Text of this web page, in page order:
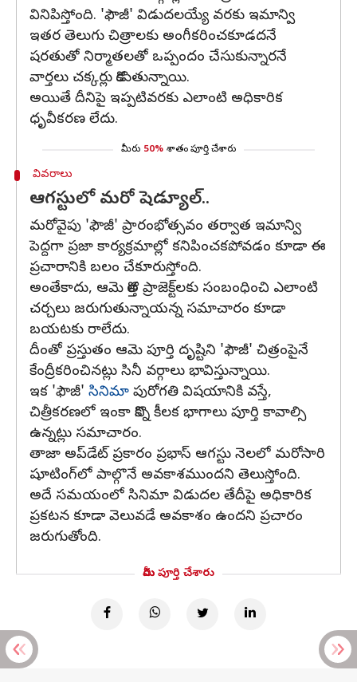
వినిపిస్తోంది. 'ఫౌజీ' విడుదలయ్యే వరకు ఇమాన్వి
ఇతర తెలుగు చిత్రాలకు అంగీకరించకూడదనే
షరతుతో నిర్మాతలతో ఒప్పందం చేసుకున్నారనే
వార్తలు చక్కర్లు కొడుతున్నాయి.
అయితే దీనిపై ఇప్పటివరకు ఎలాంటి అధికారిక
ధృవీకరణ లేదు.
మీరు 50% శాతం పూర్తి చేశారు
వివరాలు
ఆగస్టులో మరో షెడ్యూల్..
మరోవైపు 'ఫౌజీ' ప్రారంభోత్సవం తర్వాత ఇమాన్వి
పెద్దగా ప్రజా కార్యక్రమాల్లో కనిపించకపోవడం కూడా ఈ
ప్రచారానికి బలం చేకూరుస్తోంది.
అంతేకాదు, ఆమె కొత్త ప్రాజెక్ట్‌లకు సంబంధించి ఎలాంటి
చర్చలు జరుగుతున్నాయన్న సమాచారం కూడా
బయటకు రాలేదు.
దీంతో ప్రస్తుతం ఆమె పూర్తి దృష్టిని 'ఫౌజీ' చిత్రంపైనే
కేంద్రీకరించినట్లు సినీ వర్గాలు భావిస్తున్నాయి.
ఇక 'ఫౌజీ' సినిమా పురోగతి విషయానికి వస్తే,
చిత్రీకరణలో ఇంకా కొన్ని కీలక భాగాలు పూర్తి కావాల్సి
ఉన్నట్లు సమాచారం.
తాజా అప్‌డేట్ ప్రకారం ప్రభాస్ ఆగస్టు నెలలో మరోసారి
షూటింగ్‌లో పాల్గొనే అవకాశముందని తెలుస్తోంది.
అదే సమయంలో సినిమా విడుదల తేదీపై అధికారిక
ప్రకటన కూడా వెలువడే అవకాశం ఉందని ప్రచారం
జరుగుతోంది.
మీరు పూర్తి చేశారు